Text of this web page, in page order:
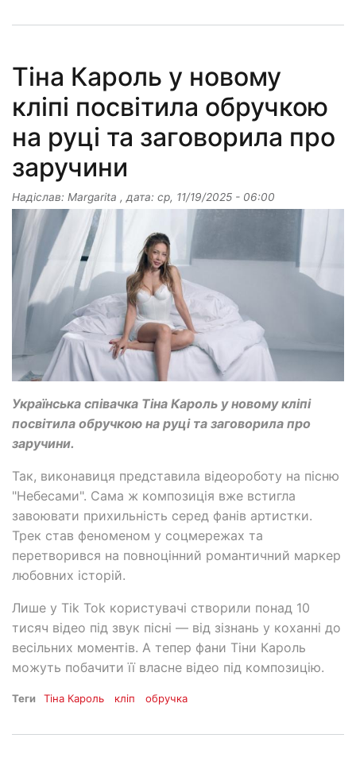
Тіна Кароль у новому
кліпі посвітила обручкою
на руці та заговорила про
заручини
Надіслав: Margarita , дата: ср, 11/19/2025 - 06:00
Українська співачка Тіна Кароль у новому кліпі
посвітила обручкою на руці та заговорила про
заручини.
Так, виконавиця представила відеороботу на пісню
"Небесами". Сама ж композиція вже встигла
завоювати прихильність серед фанів артистки.
Трек став феноменом у соцмережах та
перетворився на повноцінний романтичний маркер
любовних історій.
Лише у Tik Tok користувачі створили понад 10
тисяч відео під звук пісні — від зізнань у коханні до
весільних моментів. А тепер фани Тіни Кароль
можуть побачити її власне відео під композицію.
Теги Тіна Кароль кліп обручка